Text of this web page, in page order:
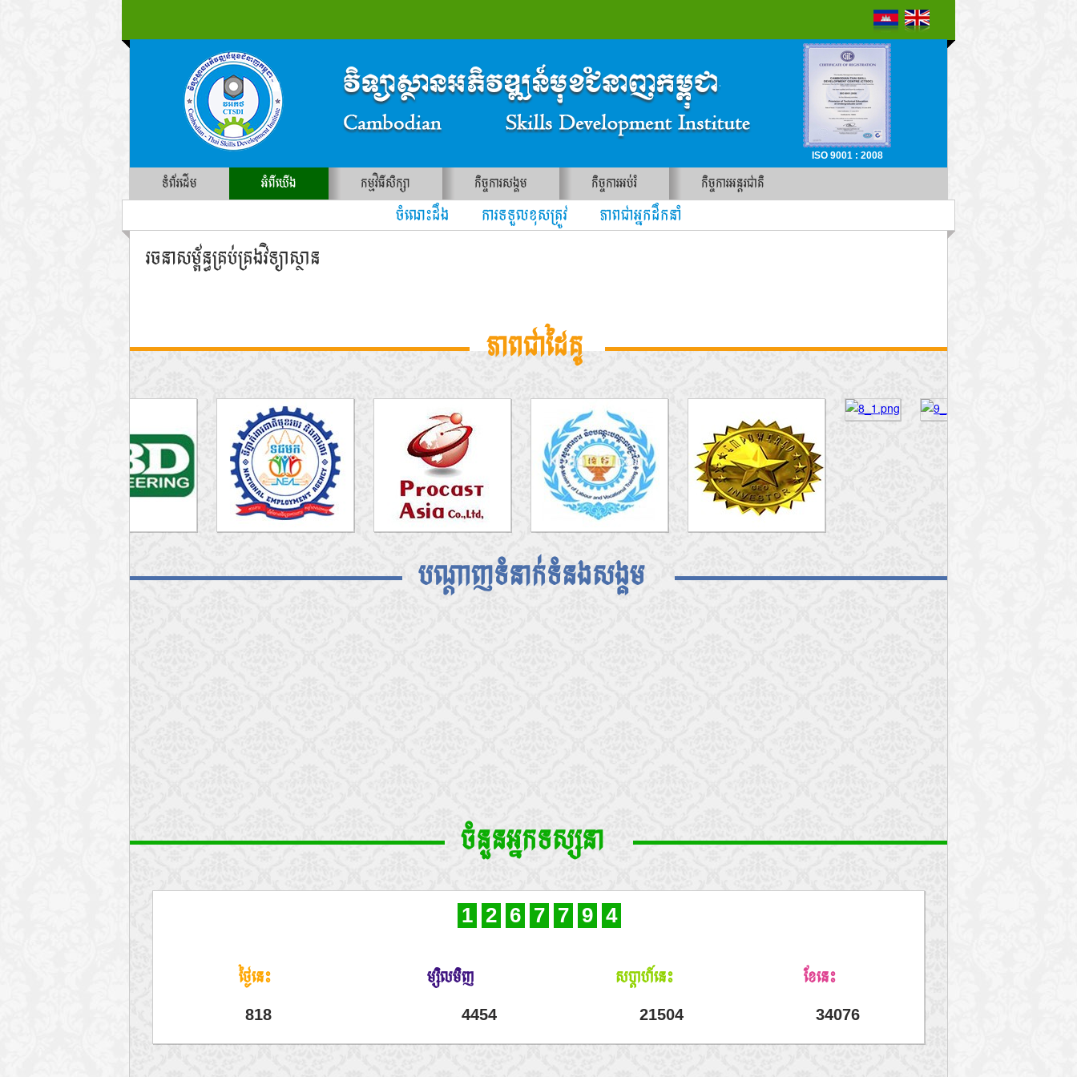
ISO 9001 : 2008
ទំព័រដើម អំពីយើង កម្មវិធីសិក្សា កិច្ចការសង្គម កិច្ចការអប់រំ កិច្ចការអន្តរជាតិ
ចំណេះដឹង ការទទួលខុសត្រូវ ភាពជាអ្នកដឹកនាំ
រចនាសម្ព័ន្ធគ្រប់គ្រងវិទ្យាស្ថាន
ភាពជាដៃគូ
បណ្តាញទំនាក់ទំនងសង្គម
ចំនួនអ្នកទស្សនា
1 2 6 7 7 9 4
ថ្ងៃនេះ
818
ម្សិលមិញ
4454
សប្តាហ៍នេះ
21504
ខែនេះ
34076